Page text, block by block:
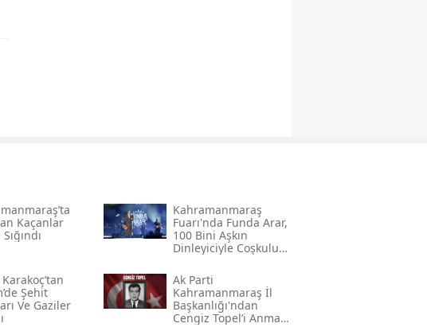
Kaçanlar
Kahramanmaraş
Fuarı'nda Funda Arar,
100 Bini Aşkın
Dinleyiciyle Coşkulu
Şehit
Ve Gaziler
Ak Parti
Kahramanmaraş İl
Başkanlığı'ndan
Cengiz Topel’i Anma